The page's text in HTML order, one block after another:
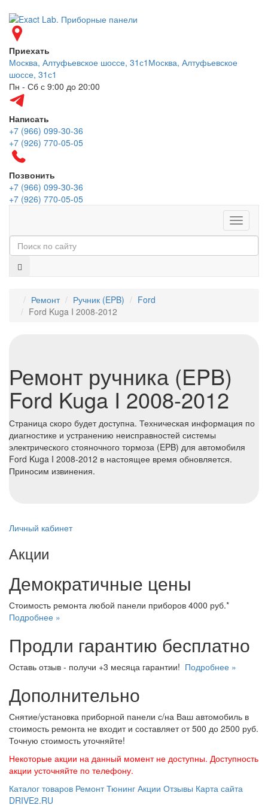
Приехать
Москва, Алтуфьевское шоссе, 31с1 Москва, Алтуфьевское
шоссе, 31с1
Пн - Сб с 9:00 до 20:00
Написать
+7 (966) 099-30-36
+7 (926) 770-05-05
Позвонить
+7 (966) 099-30-36
+7 (926) 770-05-05
Меню
Ремонт ⁠Ручник (EPB)
Ford
Ford Kuga I 2008-2012
Ремонт ручника (EPB)
Ford Kuga I 2008-2012
Страница скоро будет доступна. Техническая информация по
диагностике и устранению неисправностей системы
электрического стояночного тормоза (EPB) для автомобиля
Ford Kuga I 2008-2012 в настоящее время обновляется.
Приносим извинения.
Личный кабинет
Акции
Демократичные цены
Стоимость ремонта любой панели приборов 4000 руб.*
Подробнее »
Продли гарантию бесплатно
Оставь отзыв - получи +3 месяца гарантии! Подробнее »
Дополнительно
Снятие/установка приборной панели с/на Ваш автомобиль в
стоимость ремонта не входит и составляет от 500 до 2500 руб.
Точную стоимость уточняйте!
Некоторые акции на данный момент не доступны. Доступность
акции усточняйте по телефону.
Каталог товаров Ремонт Тюнинг Акции Отзывы Карта сайта
DRIVE2.RU